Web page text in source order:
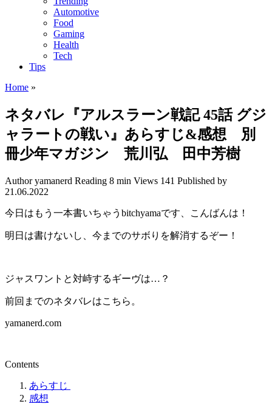
Automotive
Food
Gaming
Health
Tech
Tips
Home »
ネタバレ『アルスラーン戦記 45話 グジ
ャラートの戦い』あらすじ&感想 別
冊少年マガジン 荒川弘 田中芳樹
Author yamanerd Reading 8 min Views 141 Published by
21.06.2022
今日はもう一本書いちゃうbitchyamaです、こんばんは！
明日は書けないし、今までのサボりを解消するぞー！
ジャスワントと対峙するギーヴは…？
前回までのネタバレはこちら。
yamanerd.com
Contents
あらすじ
感想